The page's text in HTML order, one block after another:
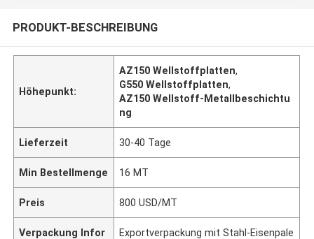
PRODUKT-BESCHREIBUNG
Höhepunkt:
AZ150 Wellstoffplatten,
G550 Wellstoffplatten,
AZ150 Wellstoff-Metallbeschichtu
ng
Lieferzeit 30-40 Tage
Min Bestellmenge 16 MT
Preis 800 USD/MT
Verpackung Infor
Exportverpackung mit Stahl-Eisenpale